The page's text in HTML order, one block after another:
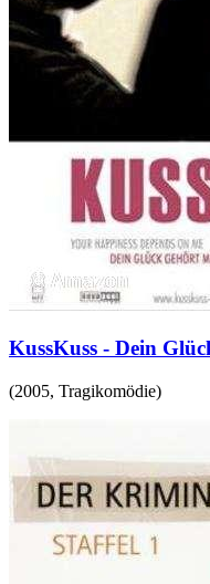
KussKuss - Dein
(2005, Tragikomödie)